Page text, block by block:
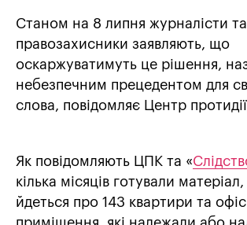
Станом на 8 липня журналісти та
правозахисники заявляють, що
оскаржуватимуть це рішення,
небезпечним прецедентом для
слова, повідомляє Центр протидії
Як повідомляють ЦПК та «
кілька місяців готували
йдеться про 143 квартири та